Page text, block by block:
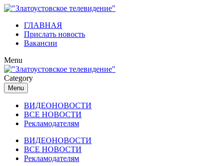
ГЛАВНАЯ
Прислать новость
Вакансии
Menu
Category
Menu
ВИДЕОНОВОСТИ
ВСЕ НОВОСТИ
Рекламодателям
ВИДЕОНОВОСТИ
ВСЕ НОВОСТИ
Рекламодателям